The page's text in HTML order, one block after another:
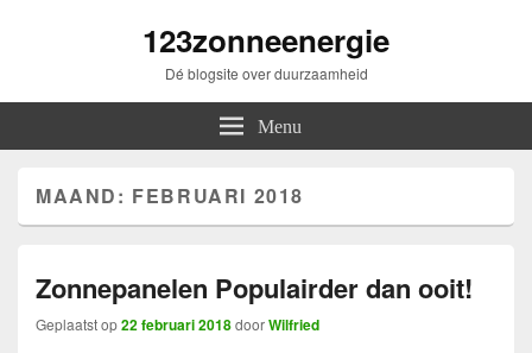
123zonneenergie
Dé blogsite over duurzaamheid
Menu
MAAND: FEBRUARI 2018
Zonnepanelen Populairder dan ooit!
Geplaatst op22 februari 2018doorWilfried